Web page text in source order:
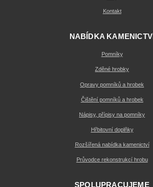
Kontakt
NABÍDKA KAMENICTVÍ
Pomníky
Zděné hrobky
Opravy pomníků a hrobek
Čištění pomníků a hrobek
Nápisy, přípisy na pomníky
Hřbitovní doplňky
Rozšířená nabídka kamenictví
Průvodce rekonstrukcí hrobu
SPOLUPRACUJEME